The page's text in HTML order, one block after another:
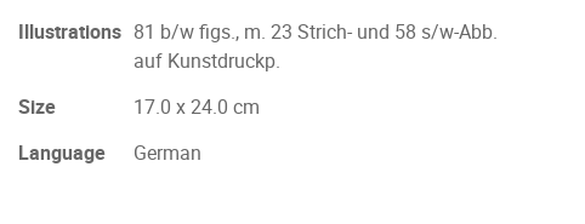
Illustrations 81 b/w figs., m. 23 Strich- und 58 s/w-Abb.
auf Kunstdruckp.
Size
17.0 x 24.0 cm
Language
German